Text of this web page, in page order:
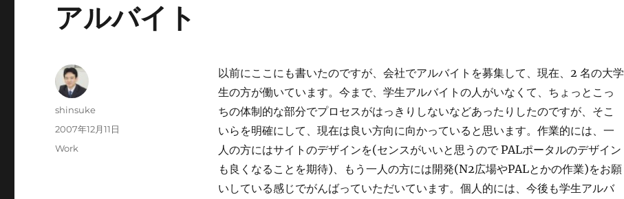
アルバイト
以前にここにも書いたのですが、会社でアルバイトを募集して、現在、2 名の大学
生の方が働いています。今まで、学生アルバイトの人がいなくて、ちょっとこっ
ちの体制的な部分でプロセスがはっきりしないなどあったりしたのですが、そこ
いらを明確にして、現在は良い方向に向かっていると思います。作業的には、一
人の方にはサイトのデザインを(センスがいいと思うので PALポータルのデザイン
も良くなることを期待)、もう一人の方には開発(N2広場やPALとかの作業)をお願
いしている感じでがんばっていただいています。個人的には、今後も学生アルバ
投
shinsuke
投
2007年12月11日
カ
Work